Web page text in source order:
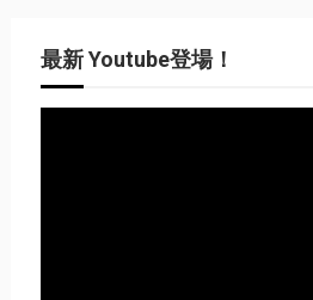
最新 Youtube登場！